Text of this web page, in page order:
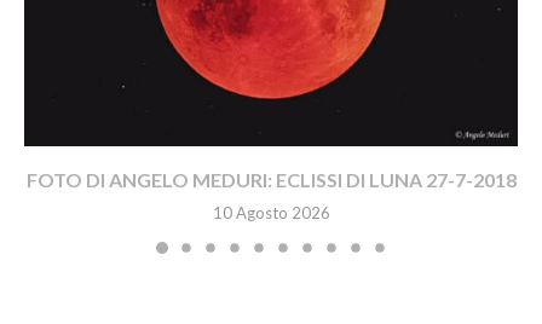
FOTO DI ANGELO MEDURI: ECLISSI DI LUNA 27-7-2018
10 Agosto 2026